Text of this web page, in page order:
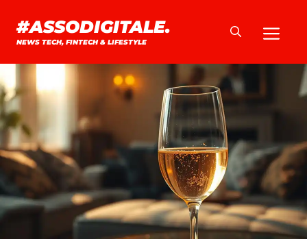
contenuto
#ASSODIGITALE.
NEWS TECH, FINTECH & LIFESTYLE